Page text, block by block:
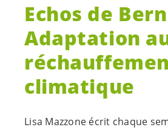
Echos de
Adaptation
climatique
Lisa Mazzone écrit chaque